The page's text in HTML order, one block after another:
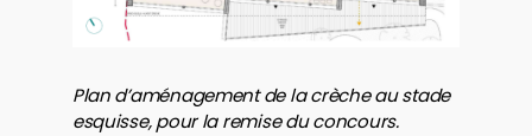
Plan d’aménagement de la crèche au stade
esquisse, pour la remise du concours.